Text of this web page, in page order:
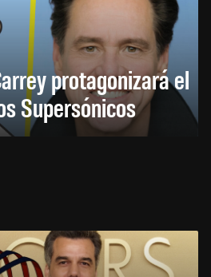
protagonizará el
Supersónicos